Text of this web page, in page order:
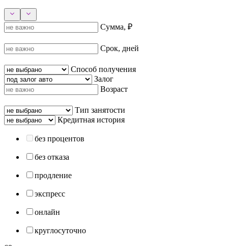
Сумма, ₽
Срок, дней
Способ получения
Залог
Возраст
Тип занятости
Кредитная история
без процентов
без отказа
продление
экспресс
онлайн
круглосуточно